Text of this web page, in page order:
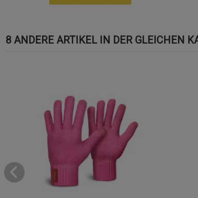
8 ANDERE ARTIKEL IN DER GLEICHEN